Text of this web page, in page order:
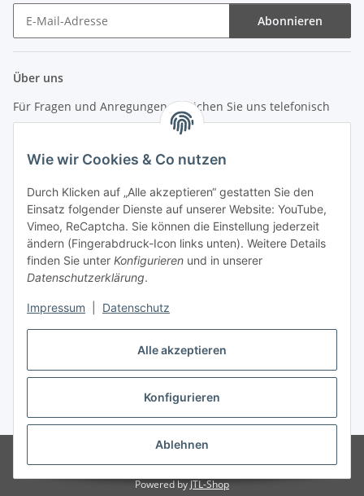
Alle akzeptieren
Konfigurieren
Ablehnen
Wie wir Cookies & Co nutzen
Durch Klicken auf „Alle akzeptieren“ gestatten Sie den
Einsatz folgender Dienste auf unserer Website: YouTube,
Vimeo, ReCaptcha. Sie können die Einstellung jederzeit
ändern (Fingerabdruck-Icon links unten). Weitere Details
finden Sie unter Konfigurieren und in unserer
Datenschutzerklärung.
Impressum Datenschutz
Abonnieren
Über uns
Für Fragen und Anregungen erreichen Sie uns telefonisch
info (at) zweitedel.de
Informationen
Gesetzliche Informationen
* Alle Preise inkl. gesetzlicher USt., zzgl.Versand
Zweitedel
Powered byJTL-Shop